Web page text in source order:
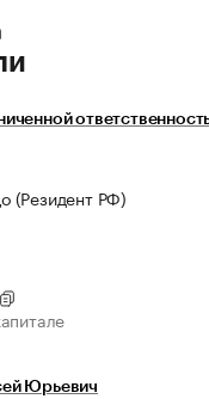
(Резидент РФ)
Юрьевич